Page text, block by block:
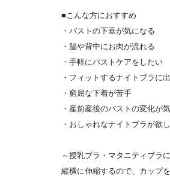
■こんな方におすすめ
・バストの下垂が気になる
・脇や背中にお肉が流れる
・手軽にバストケアをしたい
・フィットするナイトブラに
・窮屈な下着が苦手
・産前産後のバストの変化が
・おしゃれなナイトブラが欲
～授乳ブラ・マタニティブラ
縦横に伸縮するので、カップ